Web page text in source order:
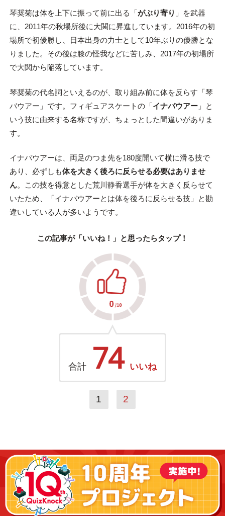
琴奨菊は体を上下に振って前に出る「がぶり寄り 」を武器
に、2011年の秋場所後に大関に昇進しています。2016年の初
場所で初優勝し、日本出身の力士として10年ぶりの優勝とな
りました。その後は膝の怪我などに苦しみ、2017年の初場所
で大関から陥落しています。
琴奨菊の代名詞といえるのが、取り組み前に体を反らす「琴
バウアー」です。フィギュアスケートの「イナバウアー」と
いう技に由来する名称ですが、ちょっとした間違いがありま
す。
イナバウアーは、両足のつま先を180度開いて横に滑る技で
あり、必ずしも体を大きく後ろに反らせる必要はありませ
ん。この技を得意とした荒川静香選手が体を大きく反らせて
いたため、「イナバウアーとは体を後ろに反らせる技」と勘
違いしている人が多いようです。
この記事が「いいね！」と思ったらタップ！
合計 74 いいね
1 2